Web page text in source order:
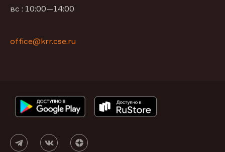
вс : 10:00—14:00
office@krr.cse.ru